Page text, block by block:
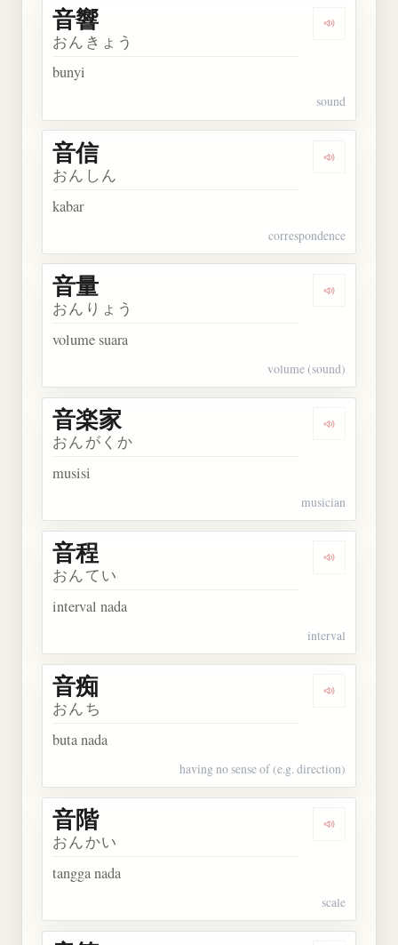
Dengarkan
音響
おんきょう
bunyi
sound
Dengarkan
音信
おんしん
kabar
correspondence
Dengarkan
音量
おんりょう
volume suara
volume (sound)
Dengarkan
音楽家
おんがくか
musisi
musician
Dengarkan
音程
おんてい
interval nada
interval
Dengarkan
音痴
おんち
buta nada
having no sense of (e.g. direction)
Dengarkan
音階
おんかい
tangga nada
scale